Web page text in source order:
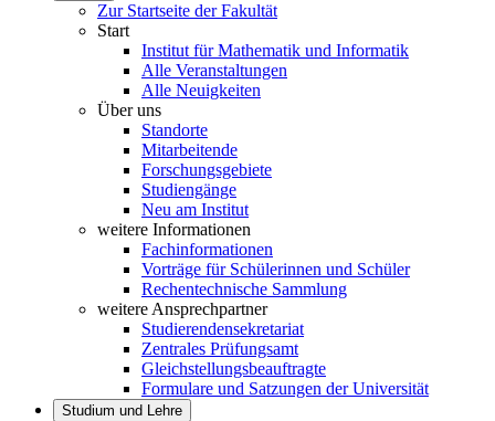
Zur Startseite der Fakultät
Start
Institut für Mathematik und Informatik
Alle Veranstaltungen
Alle Neuigkeiten
Über uns
Standorte
Mitarbeitende
Forschungsgebiete
Studiengänge
Neu am Institut
weitere Informationen
Fachinformationen
Vorträge für Schülerinnen und Schüler
Rechentechnische Sammlung
weitere Ansprechpartner
Studierendensekretariat
Zentrales Prüfungsamt
Gleichstellungsbeauftragte
Formulare und Satzungen der Universität
Studium und Lehre